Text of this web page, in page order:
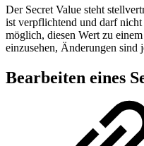
Der Secret Value steht
ist verpflichtend und darf
möglich, diesen Wert zu
einzusehen, Änderungen sind
Bearbeiten eines